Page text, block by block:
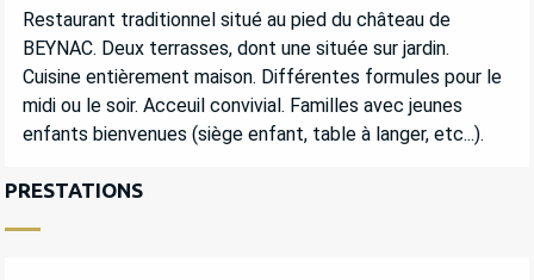
DESCRIPTION
Restaurant traditionnel situé au pied du château de
BEYNAC. Deux terrasses, dont une située sur jardin.
Cuisine entièrement maison. Différentes formules pour le
midi ou le soir. Acceuil convivial. Familles avec jeunes
enfants bienvenues (siège enfant, table à langer, etc...).
PRESTATIONS